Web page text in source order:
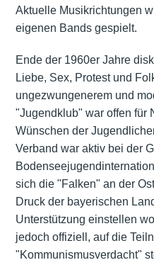
Aktuelle Musikrichtungen
eigenen Bands gespielt.
Ende der 1960er Jahre
Liebe, Sex, Protest und
ungezwungenerem und
"Jugendklub" war offen für
Wünschen der
Verband war aktiv bei der
sich die "Falken" an der
Druck der bayerischen
Unterstützung einstellen
jedoch offiziell, auf die
"Kommunismusverdacht"